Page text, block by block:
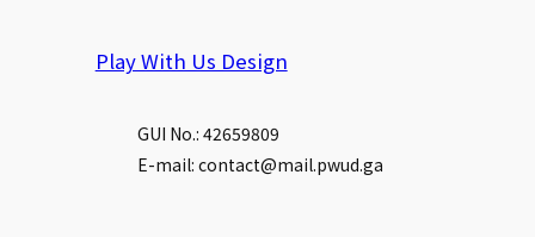
Play With Us Design
GUI No.: 42659809
E-mail: contact@mail.pwud.ga